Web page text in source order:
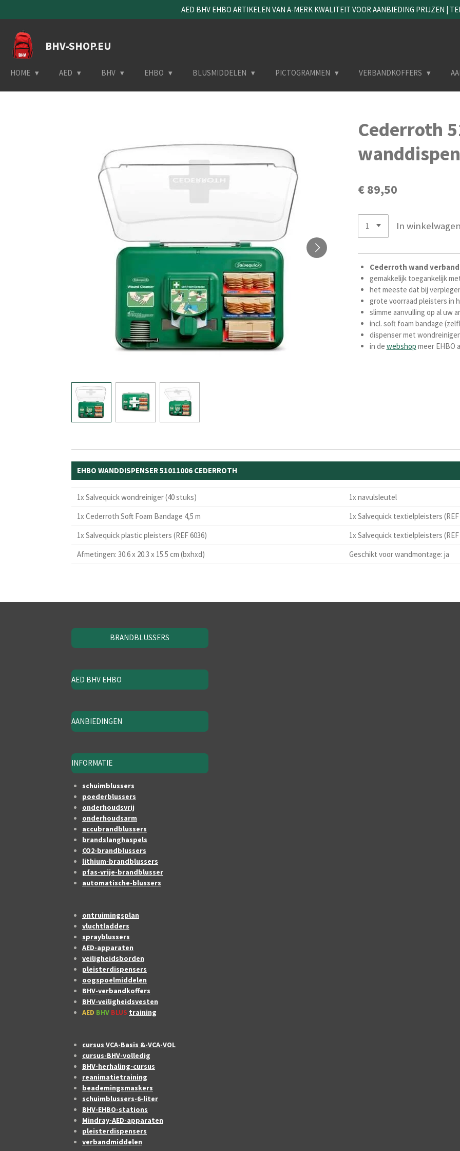
direct
naar
hoofdinhoud
AED BHV EHBO ARTIKELEN VAN A-MERK KWALITEIT VOOR AANBIEDING PRIJZEN |
BHV-SHOP.EU
HOME AED BHV EHBO BLUSMIDDELEN PICTOGRAMMEN VERBANDKOFFERS
Cederroth
€ 89,50
In winkelwagen
Cederroth wand
gemakkelijk toegankelijk
het meeste dat bij
grote voorraad pleisters in
slimme aanvulling op al uw
incl. soft foam bandage
dispenser met
in de webshop meer EHBO
EHBO WANDDISPENSER 51011006 CEDERROTH
1x Salvequick wondreiniger (40 stuks)
1x navulsleutel
1x Cederroth Soft Foam Bandage 4,5 m
1x Salvequick textielpleisters (REF
1x Salvequick plastic pleisters (REF 6036)
1x Salvequick textielpleisters (REF
Afmetingen: 30.6 x 20.3 x 15.5 cm (bxhxd)
Geschikt voor wandmontage: ja
BRANDBLUSSERS
AED BHV EHBO
AANBIEDINGEN
INFORMATIE
schuimblussers
poederblussers
onderhoudsvrij
onderhoudsarm
accubrandblussers
brandslanghaspels
CO2-brandblussers
lithium-brandblussers
pfas-vrije-brandblusser
automatische-blussers
ontruimingsplan
vluchtladders
sprayblussers
AED-apparaten
veiligheidsborden
pleisterdispensers
oogspoelmiddelen
BHV-verbandkoffers
BHV-veiligheidsvesten
AED BHV BLUS training
cursus VCA-Basis &-VCA-VOL
cursus-BHV-volledig
BHV-herhaling-cursus
reanimatietraining
beademingsmaskers
schuimblussers-6-liter
BHV-EHBO-stations
Mindray-AED-apparaten
pleisterdispensers
verbandmiddelen